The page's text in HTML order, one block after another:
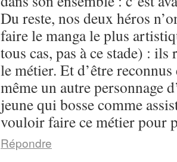
Du reste, nos deux héros
faire le manga le plus
tous cas, pas à ce stade) : ils
le métier. Et d’être
même un autre personnage
jeune qui bosse comme
vouloir faire ce métier
Répondre